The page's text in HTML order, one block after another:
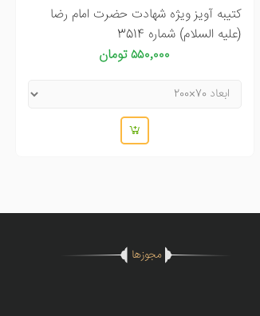
کتیبه آویز ویژه شهادت حضرت امام رضا
(علیه السلام) شماره 3514
۵۵۰٬۰۰۰ تومان
مجوزها